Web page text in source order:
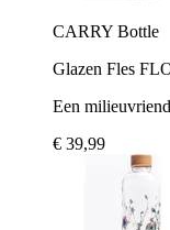
CARRY Bottle
Glazen Fles
Een
€ 39,99